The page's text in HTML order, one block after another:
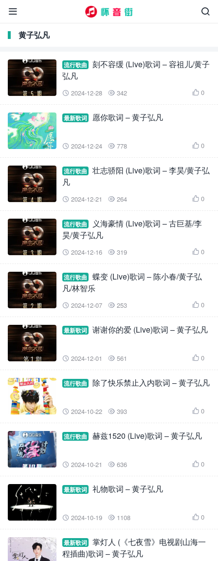


黄子弘凡
流行歌曲
刻不容缓 (Live)歌词 – 容祖儿/黄子
弘凡
 2024-12-28  342  0
最新歌词 愿你歌词 – 黄子弘凡
 2024-12-24  778  0
流行歌曲
壮志骄阳 (Live)歌词 – 李昊/黄子弘
凡
 2024-12-21  264  0
流行歌曲
义海豪情 (Live)歌词 – 古巨基/李
昊/黄子弘凡
 2024-12-16  319  0
流行歌曲
蝶变 (Live)歌词 – 陈小春/黄子弘
凡/林智乐
 2024-12-07  253  0
最新歌词 谢谢你的爱 (Live)歌词 – 黄子弘凡
 2024-12-01  561  0
流行歌曲 除了快乐禁止入内歌词 – 黄子弘凡
 2024-10-22  393  0
流行歌曲 赫兹1520 (Live)歌词 – 黄子弘凡
 2024-10-21  636  0
最新歌词 礼物歌词 – 黄子弘凡
 2024-10-19  1108  0
最新歌词
掌灯人 (《七夜雪》电视剧山海一
程插曲)歌词 – 黄子弘凡